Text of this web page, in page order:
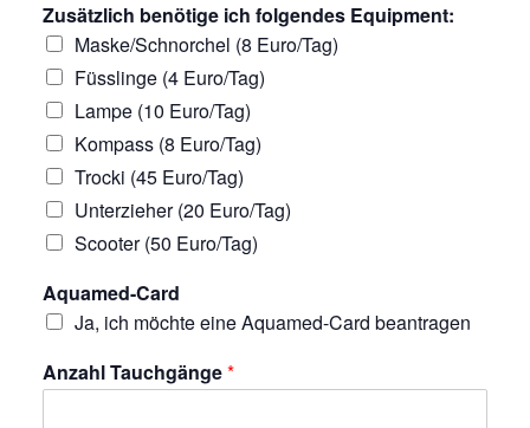
Zusätzlich benötige ich folgendes Equipment:
Maske/Schnorchel (8 Euro/Tag)
Füsslinge (4 Euro/Tag)
Lampe (10 Euro/Tag)
Kompass (8 Euro/Tag)
Trocki (45 Euro/Tag)
Unterzieher (20 Euro/Tag)
Scooter (50 Euro/Tag)
Aquamed-Card
Ja, ich möchte eine Aquamed-Card beantragen
Anzahl Tauchgänge*